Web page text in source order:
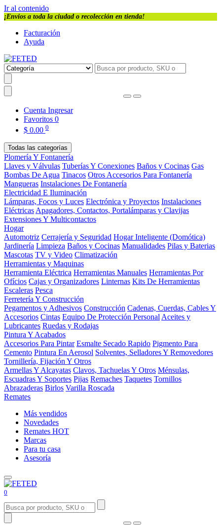
Ir al contenido
¡Envios a toda la ciudad o recolección en tienda!
Facturación
Ayuda
Cuenta Ingresar
Favoritos 0
$ 0.00 0
Todas las categorías
Plomería Y Fontanería
Llaves y Válvulas Tuberías Y Conexiones Baños y Cocinas Gas
Bombas De Agua Tinacos Otros Accesorios Para Fontanería
Mangueras Instalaciones De Fontanería
Electricidad E Iluminación
Lámparas, Focos y Luces Electrónica y Proyectos Instalaciones
Eléctricas Apagadores, Contactos, Portalámparas y Clavijas
Extensiones Y Multicontactos
Hogar
Automotriz Cerrajería y Seguridad Hogar Inteligente (Domótica)
Jardinería Limpieza Baños y Cocinas Manualidades Pilas y Baterias
Mascotas TV y Video Climatización
Herramientas y Maquinas
Herramienta Eléctrica Herramientas Manuales Herramientas Por
Ofícios Cajas y Organizadores Linternas Kits De Herramientas
Escaleras Pesca
Ferretería Y Construcción
Pegamentos y Adhesivos Construcción Cadenas, Cuerdas, Cables Y
Accesorios Cintas Equipo De Protección Personal Aceites y
Lubricantes Ruedas y Rodajas
Pintura Y Acabados
Accesorios Para Pintar Esmalte Secado Rapido Pigmento Para
Cemento Pintura En Aerosol Solventes, Selladores Y Removedores
Tornillería, Fijación Y Otros
Armellas Y Alcayatas Clavos, Tachuelas Y Otros Ménsulas,
Escuadras Y Soportes Pijas Remaches Taquetes Tornillos
Abrazaderas Birlos Varilla Roscada
Remates
Más vendidos
Novedades
Remates HOT
Marcas
Para tu casa
Asesoría
0